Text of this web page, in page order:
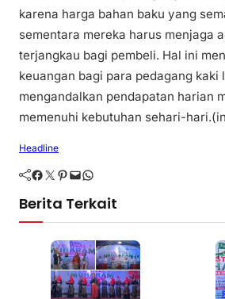
karena harga bahan baku yang
sementara mereka harus menjaga
terjangkau bagi pembeli. Hal ini
keuangan bagi para pedagang kaki
mengandalkan pendapatan harian
memenuhi kebutuhan sehari-
Headline
Facebook Twitter Pinterest Mail WhatsApp
Berita Terkait